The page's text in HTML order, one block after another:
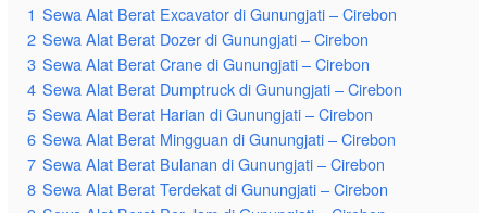
1 Sewa Alat Berat Excavator di Gunungjati – Cirebon
2 Sewa Alat Berat Dozer di Gunungjati – Cirebon
3 Sewa Alat Berat Crane di Gunungjati – Cirebon
4 Sewa Alat Berat Dumptruck di Gunungjati – Cirebon
5 Sewa Alat Berat Harian di Gunungjati – Cirebon
6 Sewa Alat Berat Mingguan di Gunungjati – Cirebon
7 Sewa Alat Berat Bulanan di Gunungjati – Cirebon
8 Sewa Alat Berat Terdekat di Gunungjati – Cirebon